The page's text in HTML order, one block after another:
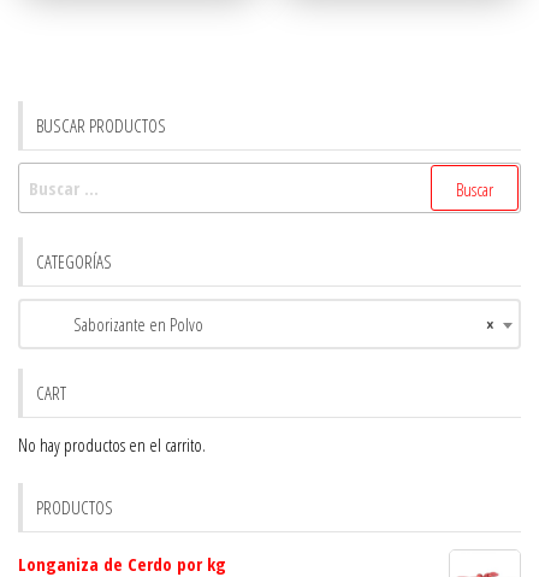
BUSCAR PRODUCTOS
CATEGORÍAS
×
Saborizante en Polvo
CART
No hay productos en el carrito.
PRODUCTOS
Longaniza de Cerdo por kg